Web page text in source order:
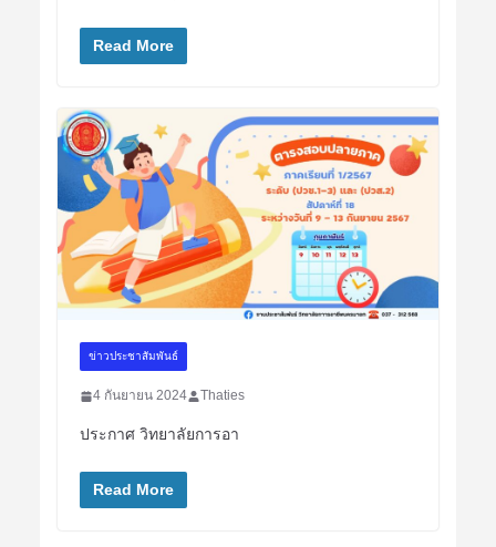
Read More
ข่าวประชาสัมพันธ์
4 กันยายน 2024 Thaties
ประกาศ วิทยาลัยการอา
Read More